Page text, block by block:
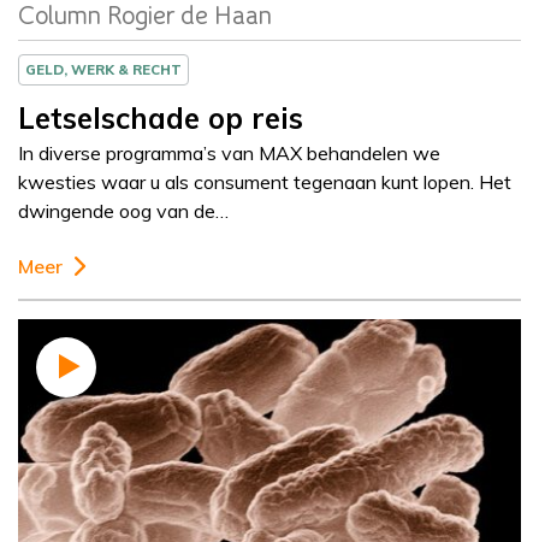
Column Rogier de Haan
GELD, WERK & RECHT
Letselschade op reis
In diverse programma’s van MAX behandelen we
kwesties waar u als consument tegenaan kunt lopen. Het
dwingende oog van de…
Meer
Column
Ted van Essen